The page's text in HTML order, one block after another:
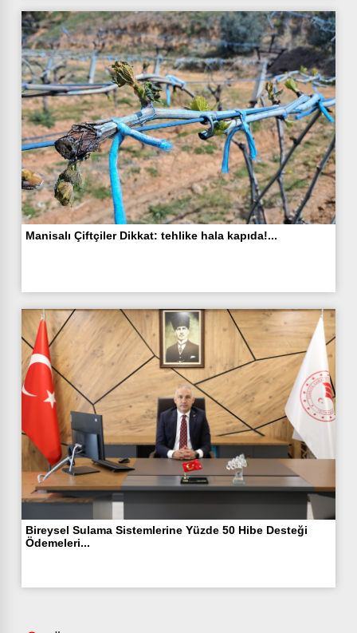
Manisalı Çiftçiler Dikkat: tehlike hala kapıda!...
Bireysel Sulama Sistemlerine Yüzde 50 Hibe Desteği
Ödemeleri...